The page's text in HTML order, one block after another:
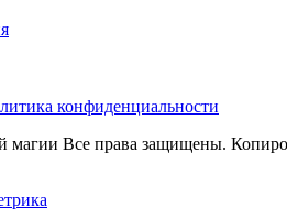
конфиденциальности
магии Все права защищены.